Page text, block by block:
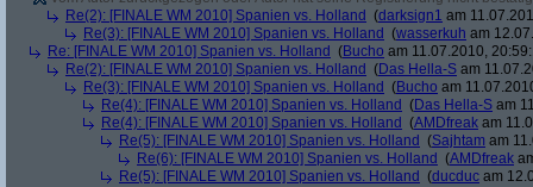
Re(2): [FINALE WM 2010] Spanien vs. Holland (darksign1 am
Re(3): [FINALE WM 2010] Spanien vs. Holland (wasserkuh am
Re: [FINALE WM 2010] Spanien vs. Holland (Bucho am 11.07.2010,
Re(2): [FINALE WM 2010] Spanien vs. Holland (Das Hella-S am
Re(3): [FINALE WM 2010] Spanien vs. Holland (Bucho am
Re(4): [FINALE WM 2010] Spanien vs. Holland (Das Hella-S am
Re(4): [FINALE WM 2010] Spanien vs. Holland (AMDfreak am
Re(5): [FINALE WM 2010] Spanien vs. Holland (Sajhtam am
Re(6): [FINALE WM 2010] Spanien vs. Holland (AMDfreak
Re(5): [FINALE WM 2010] Spanien vs. Holland (ducduc am